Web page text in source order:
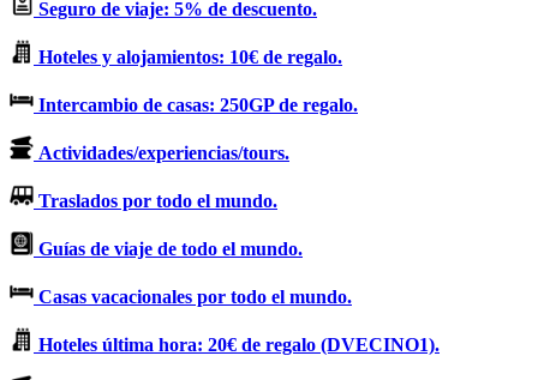
Seguro de viaje: 5% de descuento.
Hoteles y alojamientos: 10€ de regalo.
Intercambio de casas: 250GP de regalo.
Actividades/experiencias/tours.
Traslados por todo el mundo.
Guías de viaje de todo el mundo.
Casas vacacionales por todo el mundo.
Hoteles última hora: 20€ de regalo (DVECINO1).